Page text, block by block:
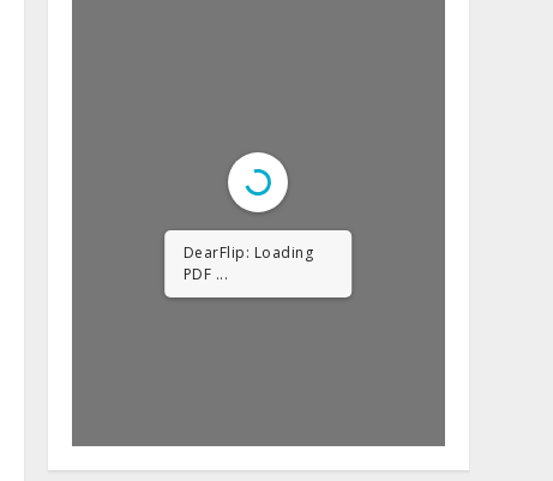
DearFlip: Loading
PDF ...